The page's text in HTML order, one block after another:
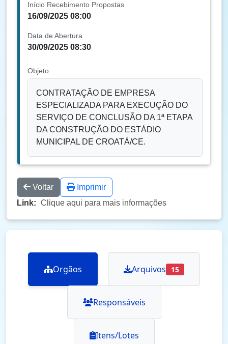
Início Recebimento Propostas
16/09/2025 08:00
Data de Abertura
30/09/2025 08:30
Objeto
CONTRATAÇÃO DE EMPRESA
ESPECIALIZADA PARA EXECUÇÃO DO
SERVIÇO DE CONCLUSÃO DA 1ª ETAPA
DA CONSTRUÇÃO DO ESTÁDIO
MUNICIPAL DE CROATÁ/CE.
Voltar
Imprimir
Link: Clique aqui para mais informações
Orgãos Arquivos 15
Responsáveis
Itens/Lotes